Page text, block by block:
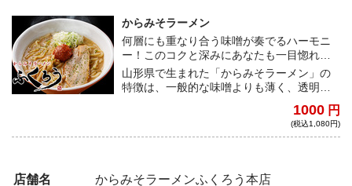
からみそラーメン
何層にも重なり合う味噌が奏でるハーモニ
ー！このコクと深みにあなたも一目惚れす
ること間違いなし！
山形県で生まれた「からみそラーメン」の
特徴は、一般的な味噌よりも薄く、透明度
味噌の色が濃く独自にアレンジされた一杯
1000 円
(税込1,080円)
店舗名 からみそラーメンふくろう本店